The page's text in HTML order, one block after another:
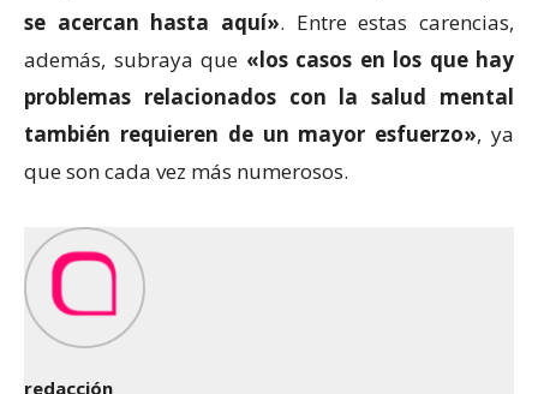
se acercan hasta aquí». Entre estas carencias,
además, subraya que «los casos en los que hay
problemas relacionados con la salud mental
también requieren de un mayor esfuerzo», ya
que son cada vez más numerosos.
redacción